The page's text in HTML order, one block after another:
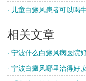
· 儿童白癜风患者可以喝
相关文章
· 宁波什么白癜风病医院
· 宁波白癜风哪里治得好